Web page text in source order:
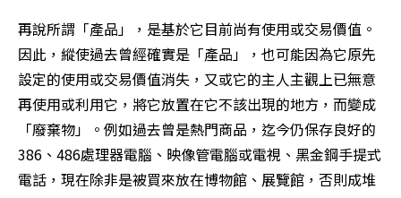
再說所謂「產品」，是基於它目前尚有使用或交易價值。
因此，縱使過去曾經確實是「產品」，也可能因為它原先
設定的使用或交易價值消失，又或它的主人主觀上已無意
再使用或利用它，將它放置在它不該出現的地方，而變成
「廢棄物」。例如過去曾是熱門商品，迄今仍保存良好的
386、486處理器電腦、映像管電腦或電視、黑金鋼手提式
電話，現在除非是被買來放在博物館、展覽館，否則成堆